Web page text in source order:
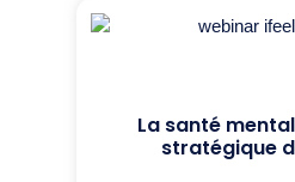
La santé
stratégique